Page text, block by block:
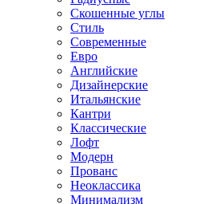
Скошенные углы
Стиль
Современные
Евро
Английские
Дизайнерские
Итальянские
Кантри
Классические
Лофт
Модерн
Прованс
Неоклассика
Минимализм